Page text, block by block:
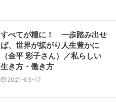
すべてが糧に！ 一歩踏み出せ
ば、世界が拡がり人生豊かに
（金平 彩子さん）／私らしい
生き方・働き方
2021-03-17